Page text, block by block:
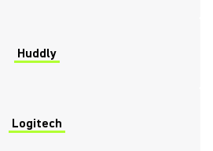
Huddly
Logitech